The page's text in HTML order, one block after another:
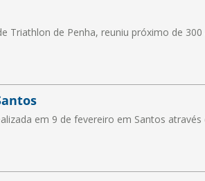
Triathlon de Penha, reuniu próximo de
em 9 de fevereiro em Santos